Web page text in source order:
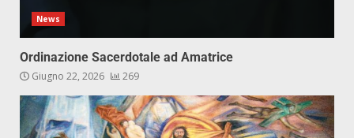
News
Ordinazione Sacerdotale ad Amatrice
Giugno 22, 2026 269